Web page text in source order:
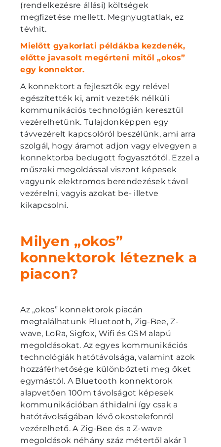
(rendelkezésre állási) költségek
megfizetése mellett. Megnyugtatlak, ez
tévhit.
Mielőtt gyakorlati példákba kezdenék,
előtte javasolt megérteni mitől „okos”
egy konnektor.
A konnektort a fejlesztők egy relével
egészítették ki, amit vezeték nélküli
kommunikációs technológián keresztül
vezérelhetünk. Tulajdonképpen egy
távvezérelt kapcsolóról beszélünk, ami arra
szolgál, hogy áramot adjon vagy elvegyen a
konnektorba bedugott fogyasztótól. Ezzel a
műszaki megoldással viszont képesek
vagyunk elektromos berendezések távol
vezérelni, vagyis azokat be- illetve
kikapcsolni.
Milyen „okos”
konnektorok léteznek a
piacon?
Az „okos” konnektorok piacán
megtalálhatunk Bluetooth, Zig-Bee, Z-
wave, LoRa, Sigfox, Wifi és GSM alapú
megoldásokat. Az egyes kommunikációs
technológiák hatótávolsága, valamint azok
hozzáférhetősége különbözteti meg őket
egymástól. A Bluetooth konnektorok
alapvetően 100m távolságot képesek
kommunikációban áthidalni így csak a
hatótávolságában lévő okostelefonról
vezérelhető. A Zig-Bee és a Z-wave
megoldások néhány száz métertől akár 1